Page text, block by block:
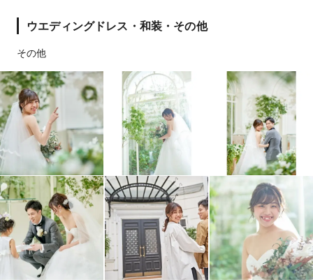
ウエディングドレス・和装・その他
その他